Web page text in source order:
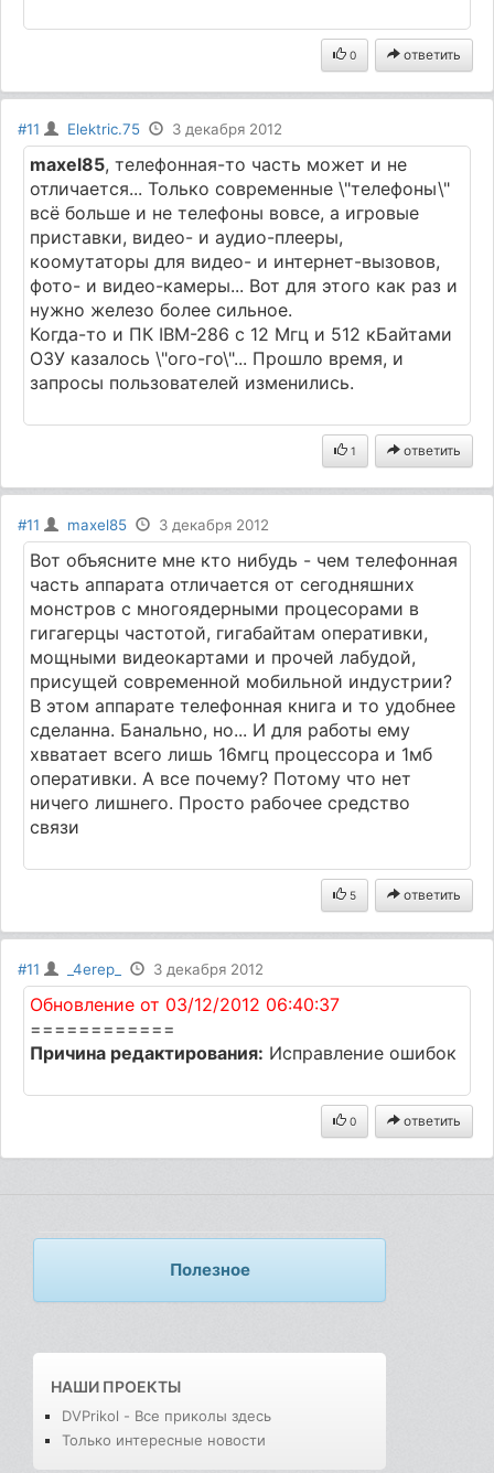
0 ответить
#11 Elektric.75 3 декабря 2012
maxel85, телефонная-то часть может и не
отличается... Только современные \"телефоны\"
всё больше и не телефоны вовсе, а игровые
приставки, видео- и аудио-плееры,
коомутаторы для видео- и интернет-вызовов,
фото- и видео-камеры... Вот для этого как раз и
нужно железо более сильное.
Когда-то и ПК IBM-286 с 12 Мгц и 512 кБайтами
ОЗУ казалось \"ого-го\"... Прошло время, и
запросы пользователей изменились.
1 ответить
#11 maxel85 3 декабря 2012
Вот объясните мне кто нибудь - чем телефонная
часть аппарата отличается от сегодняшних
монстров с многоядерными процесорами в
гигагерцы частотой, гигабайтам оперативки,
мощными видеокартами и прочей лабудой,
присущей современной мобильной индустрии?
В этом аппарате телефонная книга и то удобнее
сделанна. Банально, но... И для работы ему
хвватает всего лишь 16мгц процессора и 1мб
оперативки. А все почему? Потому что нет
ничего лишнего. Просто рабочее средство
связи
5 ответить
#11 _4erep_ 3 декабря 2012
Обновление от 03/12/2012 06:40:37
============
Причина редактирования: Исправление ошибок
0 ответить
Полезное
НАШИ ПРОЕКТЫ
DVPrikol - Все приколы здесь
Только интересные новости